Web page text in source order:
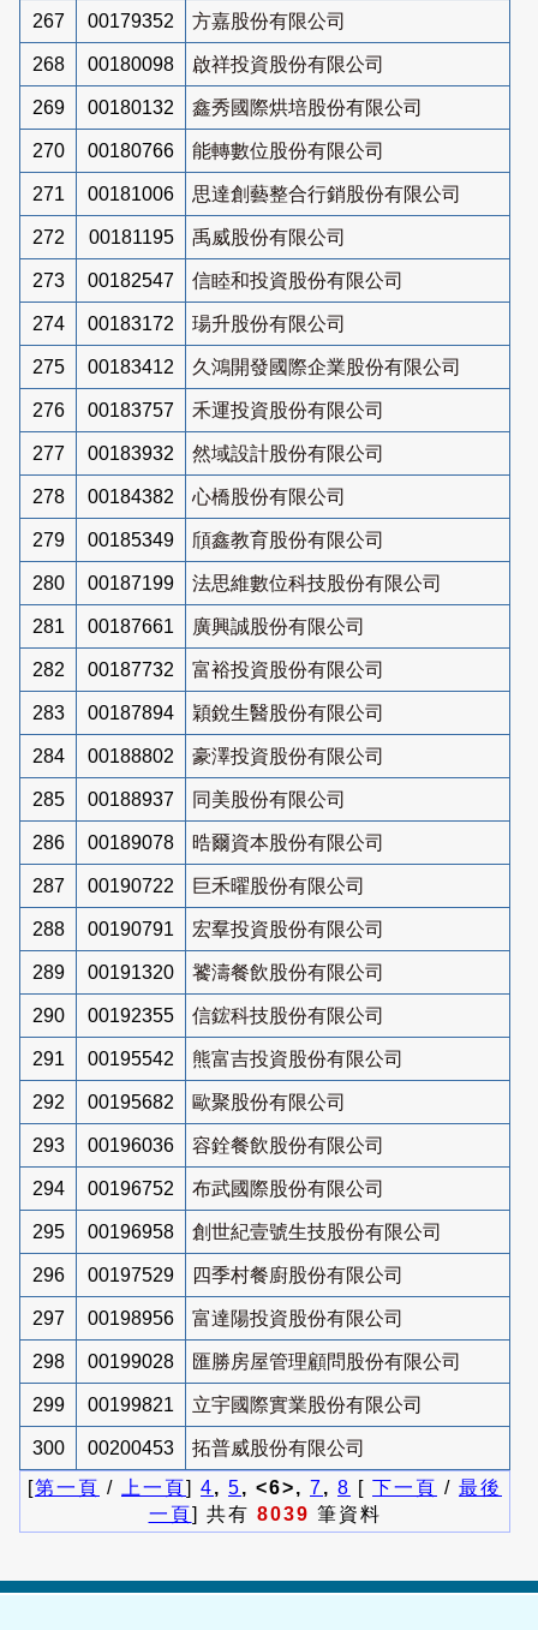
267 00179352 方嘉股份有限公司
268 00180098 啟祥投資股份有限公司
269 00180132 鑫秀國際烘培股份有限公司
270 00180766 能轉數位股份有限公司
271 00181006 思達創藝整合行銷股份有限公司
272 00181195 禹威股份有限公司
273 00182547 信睦和投資股份有限公司
274 00183172 瑒升股份有限公司
275 00183412 久鴻開發國際企業股份有限公司
276 00183757 禾運投資股份有限公司
277 00183932 然域設計股份有限公司
278 00184382 心橋股份有限公司
279 00185349 頎鑫教育股份有限公司
280 00187199 法思維數位科技股份有限公司
281 00187661 廣興誠股份有限公司
282 00187732 富裕投資股份有限公司
283 00187894 穎銳生醫股份有限公司
284 00188802 豪澤投資股份有限公司
285 00188937 同美股份有限公司
286 00189078 晧爾資本股份有限公司
287 00190722 巨禾曜股份有限公司
288 00190791 宏羣投資股份有限公司
289 00191320 饕濤餐飲股份有限公司
290 00192355 信鋐科技股份有限公司
291 00195542 熊富吉投資股份有限公司
292 00195682 歐聚股份有限公司
293 00196036 容銓餐飲股份有限公司
294 00196752 布武國際股份有限公司
295 00196958 創世紀壹號生技股份有限公司
296 00197529 四季村餐廚股份有限公司
297 00198956 富達陽投資股份有限公司
298 00199028 匯勝房屋管理顧問股份有限公司
299 00199821 立宇國際實業股份有限公司
300 00200453
拓普威股份有限公司
[第一頁 / 上一頁] 4, 5, <6>, 7, 8 [ 下一頁 / 最後
一頁] 共有 8039 筆資料